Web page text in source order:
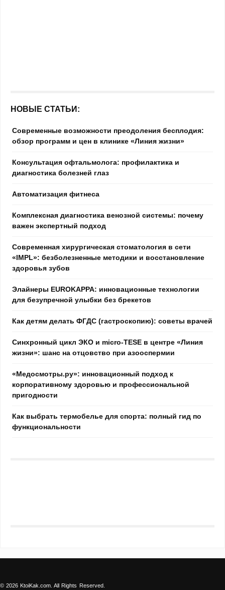
НОВЫЕ СТАТЬИ:
Современные возможности преодоления бесплодия:
обзор программ и цен в клинике «Линия жизни»
Консультация офтальмолога: профилактика и
диагностика болезней глаз
Автоматизация фитнеса
Комплексная диагностика венозной системы: почему
важен экспертный подход
Современная хирургическая стоматология в сети
«IMPL»: безболезненные методики и восстановление
здоровья зубов
Элайнеры EUROKAPPA: инновационные технологии
для безупречной улыбки без брекетов
Как детям делать ФГДС (гастроскопию): советы врачей
Синхронный цикл ЭКО и micro-TESE в центре «Линия
жизни»: шанс на отцовство при азооспермии
«Медосмотры.ру»: инновационный подход к
корпоративному здоровью и профессиональной
пригодности
Как выбрать термобелье для спорта: полный гид по
функциональности
© 2026 KtoiKak.com. All Rights Reserved.